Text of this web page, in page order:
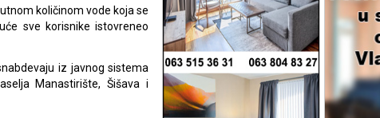
količinom vode koja se
sve korisnike istovreneo
iz javnog sistema
Manastirište, Šišava i